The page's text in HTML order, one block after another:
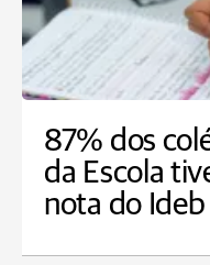
87% dos
da Escola
nota do Ideb